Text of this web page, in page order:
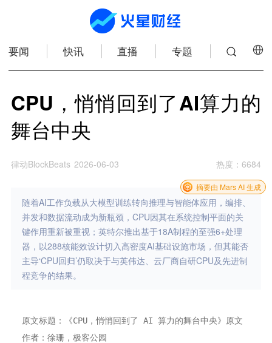
要闻 快讯 直播 专题
CPU，悄悄回到了AI算力的
舞台中央
律动BlockBeats 2026-06-03 热度 ：6684
随着AI工作负载从大模型训练转向推理与智能体应用，编排、
并发和数据流动成为新瓶颈，CPU因其在系统控制平面的关
键作用重新被重视；英特尔推出基于18A制程的至强6+处理
器，以288核能效设计切入高密度AI基础设施市场，但其能否
主导‘CPU回归’仍取决于与英伟达、云厂商自研CPU及先进制
程竞争的结果。
摘要由 Mars AI 生成
原文标题：《CPU，悄悄回到了 AI 算力的舞台中央》原文
作者：徐珊，极客公园